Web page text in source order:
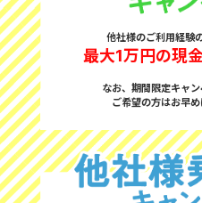
他社様のご利用経験
最大1万円の現
なお、期間限定キャ
ご希望の方はお早め